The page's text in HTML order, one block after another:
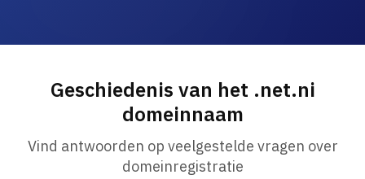
Geschiedenis van het .net.ni
domeinnaam
Vind antwoorden op veelgestelde vragen over
domeinregistratie